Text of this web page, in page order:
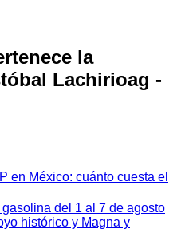
la
Lachirioag -
en México: cuánto cuesta el
del 1 al 7 de agosto
histórico y Magna y